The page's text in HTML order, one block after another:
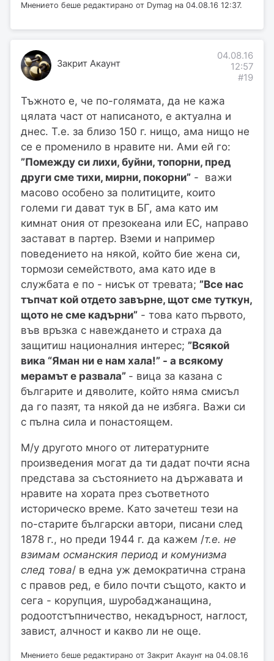
Мнението беше редактирано от Dymag на 04.08.16 12:37.
Закрит Акаунт
04.08.16
12:57
#19
Тъжното е, че по-голямата, да не кажа
цялата част от написаното, е актуална и
днес. Т.е. за близо 150 г. нищо, ама нищо не
се е променило в нравите ни. Ами ей го:
”Помежду си лихи, буйни, топорни, пред
други сме тихи, мирни, покорни” - важи
масово особено за политиците, които
големи ги дават тук в БГ, ама като им
кимнат ония от презокеана или ЕС, направо
застават в партер. Вземи и например
поведението на някой, който бие жена си,
тормози семейството, ама като иде в
службата е по - нисък от тревата; ”Все нас
тъпчат кой отдето завърне, щот сме туткун,
щото не сме кадърни” - това като първото,
във връзка с навеждането и страха да
защитиш националния интерес; ”Всякой
вика “Яман ни е нам хала!” - а всякому
мерамът е развала” - вица за казана с
българите и дяволите, който няма смисъл
да го пазят, та някой да не избяга. Важи си
с пълна сила и понастоящем.
М/у другото много от литературните
произведения могат да ти дадат почти ясна
представа за състоянието на държавата и
нравите на хората през съответното
историческо време. Като зачетеш тези на
по-старите български автори, писани след
1878 г., но преди 1944 г. да кажем /т.е. не
взимам османския период и комунизма
след това/ в една уж демократична страна
с правов ред, е било почти същото, както и
сега - корупция, шуробаджанащина,
родоотстъпничество, некадърност, наглост,
завист, алчност и какво ли не още.
Мнението беше редактирано от Закрит Акаунт на 04.08.16